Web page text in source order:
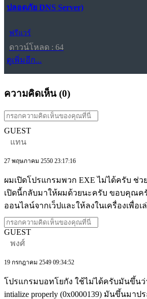
ปลอดภัย DNS Server)
ฟรีแวร์
ดาวน์โหลด : 64
ดูเพิ่มอีก...
ความคิดเห็น (0)
GUEST
แทน
27 พฤษภาคม 2550 23:17:16
ผมเปิดโปรแกรมพวก EXE ไม่ได้ครับ ช่
เปิดนี้กลับมาให้ผมด้วยนะครับ ขอบคุณค
ออนไลน์จากเว็ปและให้ลงในเครื่องเพื่อเ
GUEST
พงศ์
19 กรกฎาคม 2549 09:34:52
โปรแกรมบอทโยกัง ใช้ไม่ได้ครับมันขึ้นว่า
intialize properly (0x0000139) มันขึ้นมา